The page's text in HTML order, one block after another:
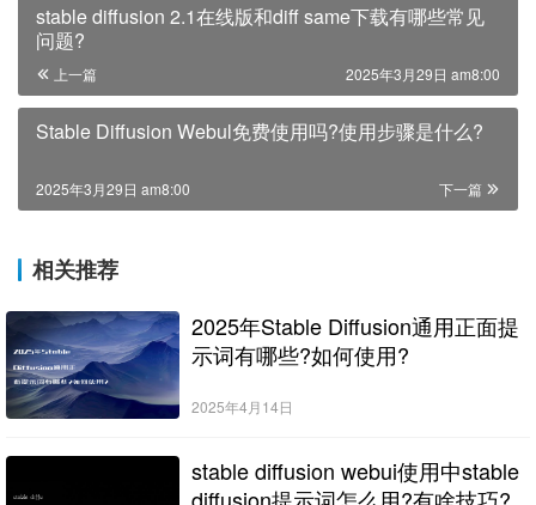
stable diffusion 2.1在线版和diff same下载有哪些常见
问题?
上一篇 2025年3月29日 am8:00
Stable Diffusion Webul免费使用吗?使用步骤是什么?
下一篇
2025年3月29日 am8:00
相关推荐
2025年Stable Diffusion通用正面提
示词有哪些?如何使用?
2025年4月14日
stable diffusion webui使用中stable